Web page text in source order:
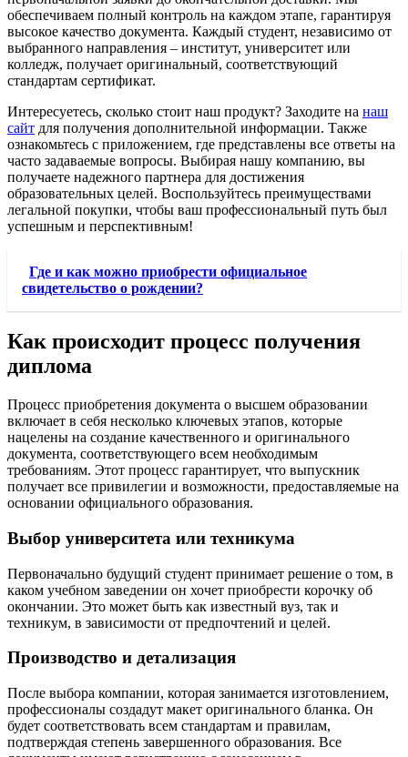
обеспечиваем полный контроль на каждом этапе, гарантируя
высокое качество документа. Каждый студент, независимо от
выбранного направления – институт, университет или
колледж, получает оригинальный, соответствующий
стандартам сертификат.
Интересуетесь, сколько стоит наш продукт? Заходите на наш
сайт для получения дополнительной информации. Также
ознакомьтесь с приложением, где представлены все ответы на
часто задаваемые вопросы. Выбирая нашу компанию, вы
получаете надежного партнера для достижения
образовательных целей. Воспользуйтесь преимуществами
легальной покупки, чтобы ваш профессиональный путь был
успешным и перспективным!
Где и как можно приобрести официальное
свидетельство о рождении?
Как происходит процесс получения
диплома
Процесс приобретения документа о высшем образовании
включает в себя несколько ключевых этапов, которые
нацелены на создание качественного и оригинального
документа, соответствующего всем необходимым
требованиям. Этот процесс гарантирует, что выпускник
получает все привилегии и возможности, предоставляемые на
основании официального образования.
Выбор университета или техникума
Первоначально будущий студент принимает решение о том, в
каком учебном заведении он хочет приобрести корочку об
окончании. Это может быть как известный вуз, так и
техникум, в зависимости от предпочтений и целей.
Производство и детализация
После выбора компании, которая занимается изготовлением,
профессионалы создадут макет оригинального бланка. Он
будет соответствовать всем стандартам и правилам,
подтверждая степень завершенного образования. Все